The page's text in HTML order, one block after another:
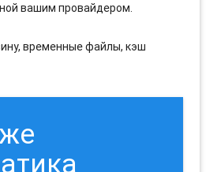
вашим провайдером.
временные файлы, кэш